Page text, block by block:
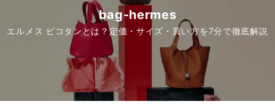
bag-hermes
エルメス ピコタンとは？定価・サイズ・買い方を7分で徹底解説